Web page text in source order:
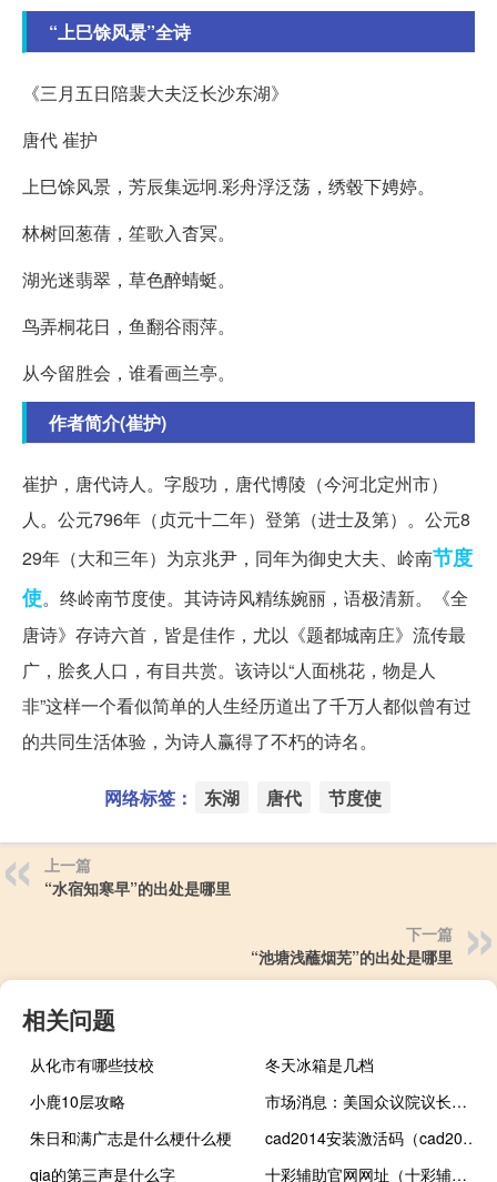
“上巳馀风景”全诗
《三月五日陪裴大夫泛长沙东湖》
唐代 崔护
上巳馀风景，芳辰集远坰.彩舟浮泛荡，绣毂下娉婷。
林树回葱蒨，笙歌入杳冥。
湖光迷翡翠，草色醉蜻蜓。
鸟弄桐花日，鱼翻谷雨萍。
从今留胜会，谁看画兰亭。
作者简介(崔护)
崔护，唐代诗人。字殷功，唐代博陵（今河北定州市）
人。公元796年（贞元十二年）登第（进士及第）。公元8
29年（大和三年）为京兆尹，同年为御史大夫、岭南节度
使。终岭南节度使。其诗诗风精练婉丽，语极清新。《全
唐诗》存诗六首，皆是佳作，尤以《题都城南庄》流传最
广，脍炙人口，有目共赏。该诗以“人面桃花，物是人
非”这样一个看似简单的人生经历道出了千万人都似曾有过
的共同生活体验，为诗人赢得了不朽的诗名。
网络标签： 东湖 唐代 节度使
上一篇
“水宿知寒早”的出处是哪里
下一篇
“池塘浅蘸烟芜”的出处是哪里
相关问题
从化市有哪些技校
冬天冰箱是几档
小鹿10层攻略
市场消息：美国众议院议长约翰逊今天出席了参议院共和党会议
朱日和满广志是什么梗什么梗
cad2014安装激活码（cad2014激活码是多少）
qia的第三声是什么字
十彩辅助官网网址（十彩辅助官网）